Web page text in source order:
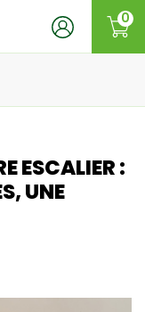
0
ESCALIER :
UNE